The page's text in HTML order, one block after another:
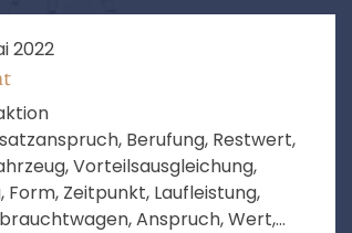
2022
Berufung, Restwert,
Vorteilsausgleichung,
Form, Zeitpunkt, Laufleistung,
Anspruch, Wert,